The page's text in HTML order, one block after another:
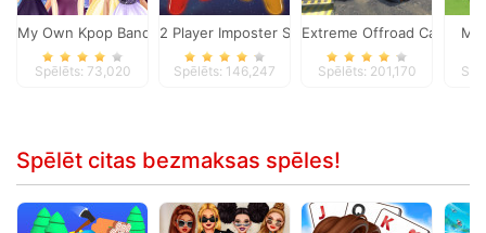
My Own Kpop Band
Spēlēts: 73,020
2 Player Imposter Soccer
Spēlēts: 146,247
Extreme Offroad Cars 3:
Spēlēts: 201,170
My
Spēlēt citas bezmaksas spēles!